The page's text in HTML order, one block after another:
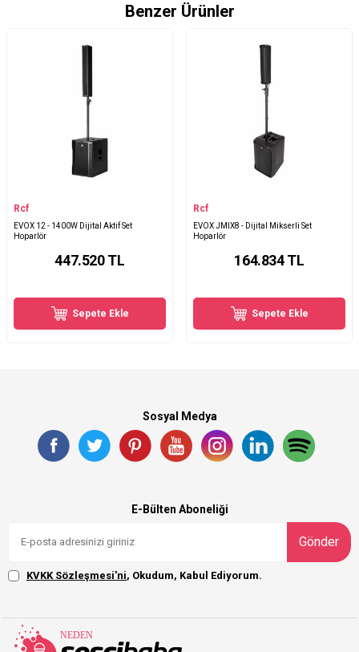
Benzer Ürünler
Rcf
EVOX 12 - 1400W Dijital Aktif Set
Hoparlör
447.520TL
Sepete Ekle
Rcf
EVOX JMIX8 - Dijital Mikserli Set
Hoparlör
164.834TL
Sepete Ekle
Sosyal Medya
E-Bülten Aboneliği
Gönder
KVKK Sözleşmesi'ni, Okudum, Kabul Ediyorum.